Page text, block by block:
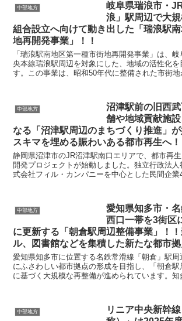
中部地方
岐阜県瑞浪市・
浪」駅周辺で大
組合設立へ向けて動き出した「瑞浪駅
地再開発事業」！！
「瑞浪駅南地区第一種市街地再開発事業」は、
央本線瑞浪駅周辺を対象にした、地域の活性化
す。この事業は、昭和50年代に整備された市街
中部地方
沼津駅前の旧西
舗や地域貢献施
なる「沼津駅周辺のまちづくり推進」
スキマを埋める賑わいある都市再生へ！
静岡県沼津市のJR沼津駅南口エリアで、都市再
開発プロジェクトが始動しました。独立行政法
式会社フィル・カンパニーを中心とした民間企業
中部地方
愛知県知多市・
西口一帯を3街区
に更新する「朝倉駅周辺整備事業」！
ル、図書館などを集積した新たな都市拠
愛知県知多市に位置する名鉄常滑線「朝倉」駅周
にふさわしい都市拠点の形成を目指し、「朝倉駅
に基づく大規模な再整備が進められています。
中部地方
リニア中央新幹